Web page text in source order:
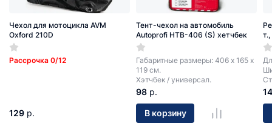
Чехол для мотоцикла AVM
Oxford 210D
Рассрочка 0/12
129 р.
Тент-чехол на автомобиль
Autoprofi HTB-406 (S) хетчбек
Габаритные размеры: 406 х 165 х
119 см.
Хэтчбек / универсал.
98 р.
В корзину
14